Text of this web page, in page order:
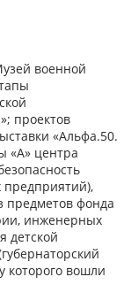
военной
проектов
«Альфа.50.
«А» центра
предприятий),
предметов фонда
инженерных
детской
которого вошли